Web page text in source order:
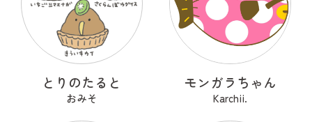
とりのたると
おみそ
モンガラちゃん
Karchii.